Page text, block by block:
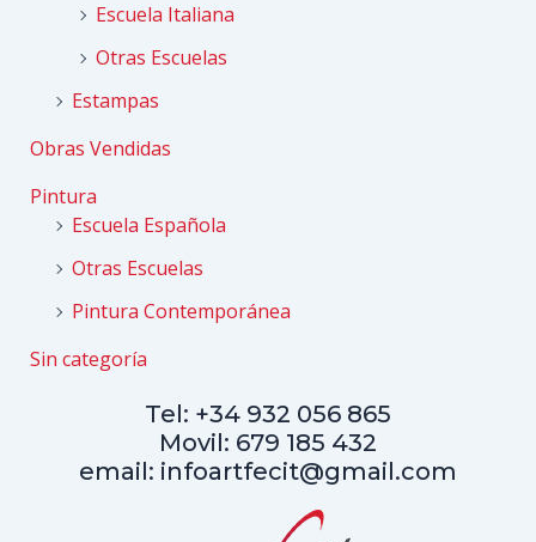
Escuela Italiana
Otras Escuelas
Estampas
Obras Vendidas
Pintura
Escuela Española
Otras Escuelas
Pintura Contemporánea
Sin categoría
Tel: +34 932 056 865
Movil: 679 185 432
email: infoartfecit@gmail.com